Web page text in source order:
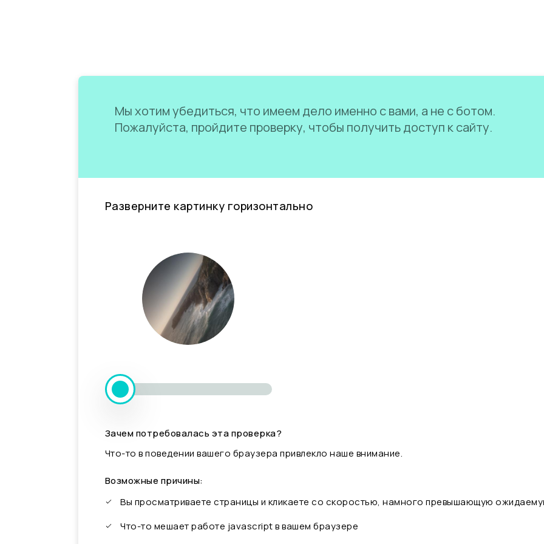
Мы хотим убедиться, что имеем дело именно с вами, а не с ботом.
Пожалуйста, пройдите проверку, чтобы получить доступ к сайту.
Разверните картинку горизонтально
Зачем потребовалась эта проверка?
Что-то в поведении вашего браузера привлекло наше внимание.
Возможные причины:
Вы просматриваете страницы и кликаете со скоростью, намного превышающую
Что-то мешает работе javascript в вашем браузере